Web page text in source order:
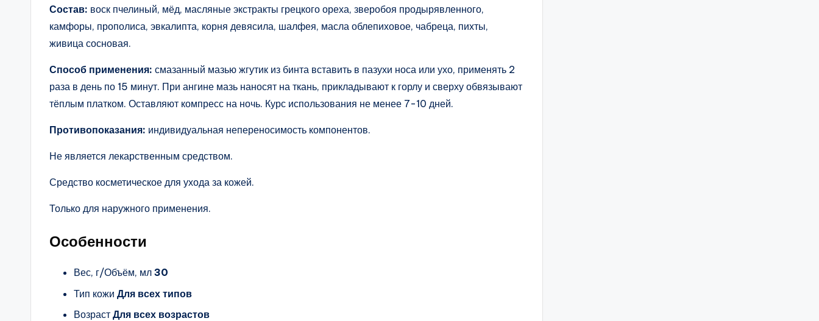
Состав: воск пчелиный, мёд, масляные экстракты грецкого ореха, зверобоя продырявленного,
камфоры, прополиса, эвкалипта, корня девясила, шалфея, масла облепиховое, чабреца, пихты,
живица сосновая.
Способ применения: смазанный мазью жгутик из бинта вставить в пазухи носа или ухо, применять 2
раза в день по 15 минут. При ангине мазь наносят на ткань, прикладывают к горлу и сверху обвязывают
тёплым платком. Оставляют компресс на ночь. Курс использования не менее 7-10 дней.
Противопоказания: индивидуальная непереносимость компонентов.
Не является лекарственным средством.
Средство косметическое для ухода за кожей.
Только для наружного применения.
Особенности
Вес, г/Объём, мл 30
Тип кожи Для всех типов
Возраст Для всех возрастов